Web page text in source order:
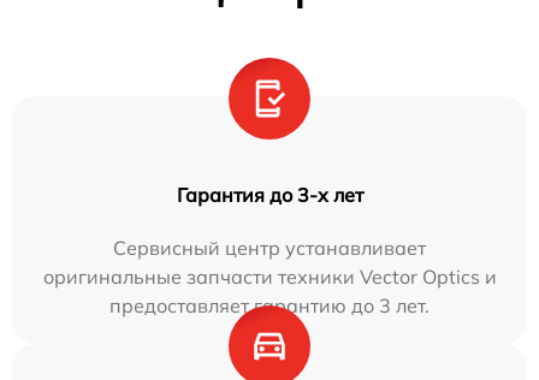
Гарантия до 3-х лет
Сервисный центр устанавливает
оригинальные запчасти техники Vector Optics и
предоставляет гарантию до 3 лет.